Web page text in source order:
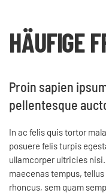
HÄUFIGE
Proin sapien
pellentesque
In ac felis quis tortor
posuere felis turpis
ullamcorper ultricies
maecenas tempus,
rhoncus, sem quam